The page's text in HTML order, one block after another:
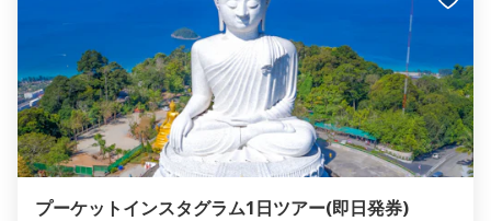
プーケットインスタグラム1日ツアー(即日発券)